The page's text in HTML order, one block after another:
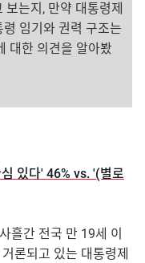
는지, 만약 대통령제
임기와 권력 구조는
대한 의견을 알아봤
있다' 46% vs. '(별로
흘간 전국 만 19세 이
론되고 있는 대통령제